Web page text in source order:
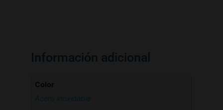
Información adicional
Acero inoxidable